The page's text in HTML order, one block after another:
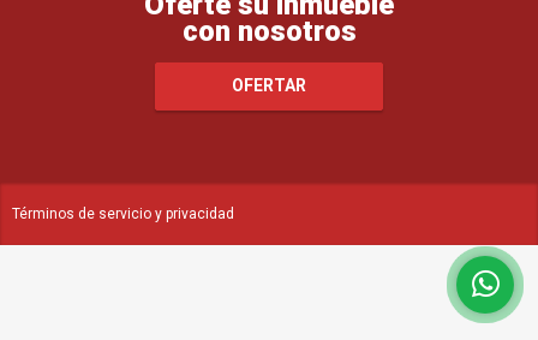
con nosotros
OFERTAR
Términos de servicio y privacidad